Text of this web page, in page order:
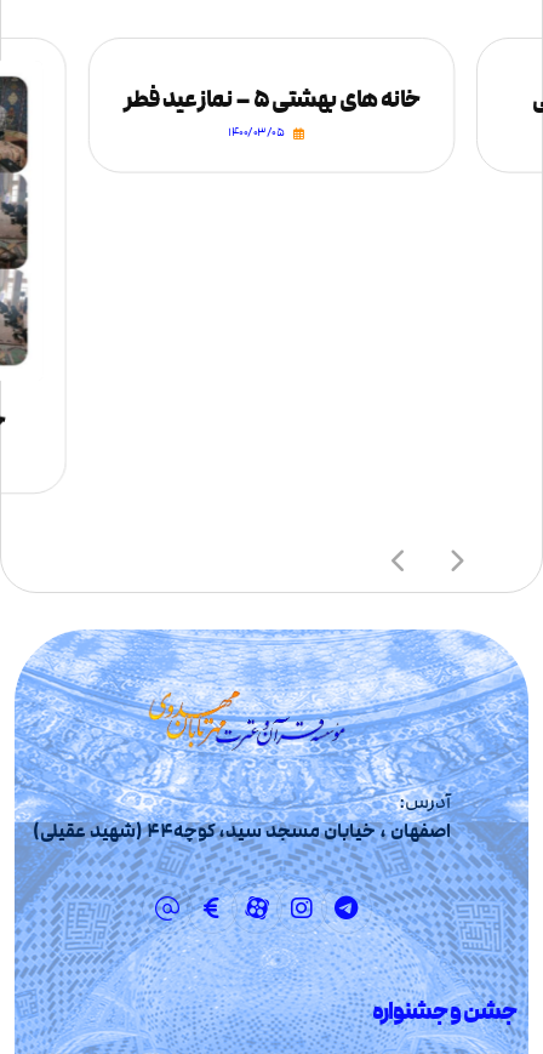
خانه های بهشتی ۵ – نماز عید فطر
۱۴۰۰/۰۳/۰۵
آدرس:
اصفهان ، خیابان مسجد سید، کوچه44 (شهید عقیلی)
جشن و جشنواره